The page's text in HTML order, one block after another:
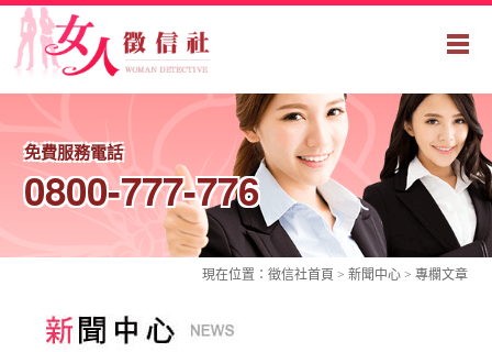
免費服務電話
0800-777-776
現在位置： 徵信社首頁 > 新聞中心 > 專欄文章